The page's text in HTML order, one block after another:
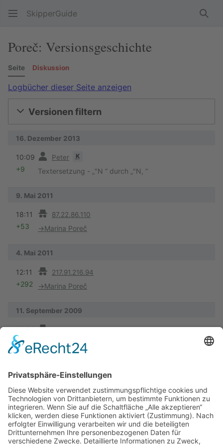
SkipperGuide
Poreč: Versionsgeschichte
Seite Diskussion
Logbücher dieser Seite anzeigen
Versionen filtern
16. Dezember 2013
10:09 Peter K
+9 Textersetzung - „"N “ durch „"N, “
9. Mai 2011
18:11 87.22.86.110
+53 →Marina Poreč
4. Mai 2011
12:11 217.91.216.94
+292 →Marina Poreč
11. September 2009
19:24 95.116.242.197
+369 → Marina Poreč
Vorherige
20:31
+175 hier kann man für Kroatien einklarieren (Stand 2006)
16. November 2007
Vorherige
19:54 Peter K